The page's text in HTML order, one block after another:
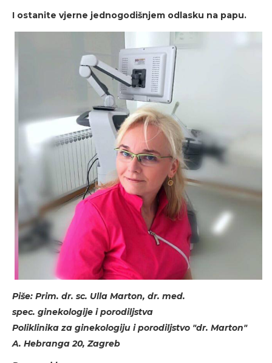
I ostanite vjerne jednogodišnjem odlasku na papu.
Piše: Prim. dr. sc. Ulla Marton, dr. med.
spec. ginekologije i porodiljstva
Poliklinika za ginekologiju i porodiljstvo "dr. Marton"
A. Hebranga 20, Zagreb